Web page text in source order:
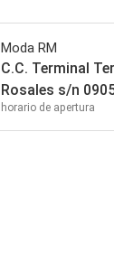
Moda RM
C.C. Terminal
Rosales s/n
horario de apertura